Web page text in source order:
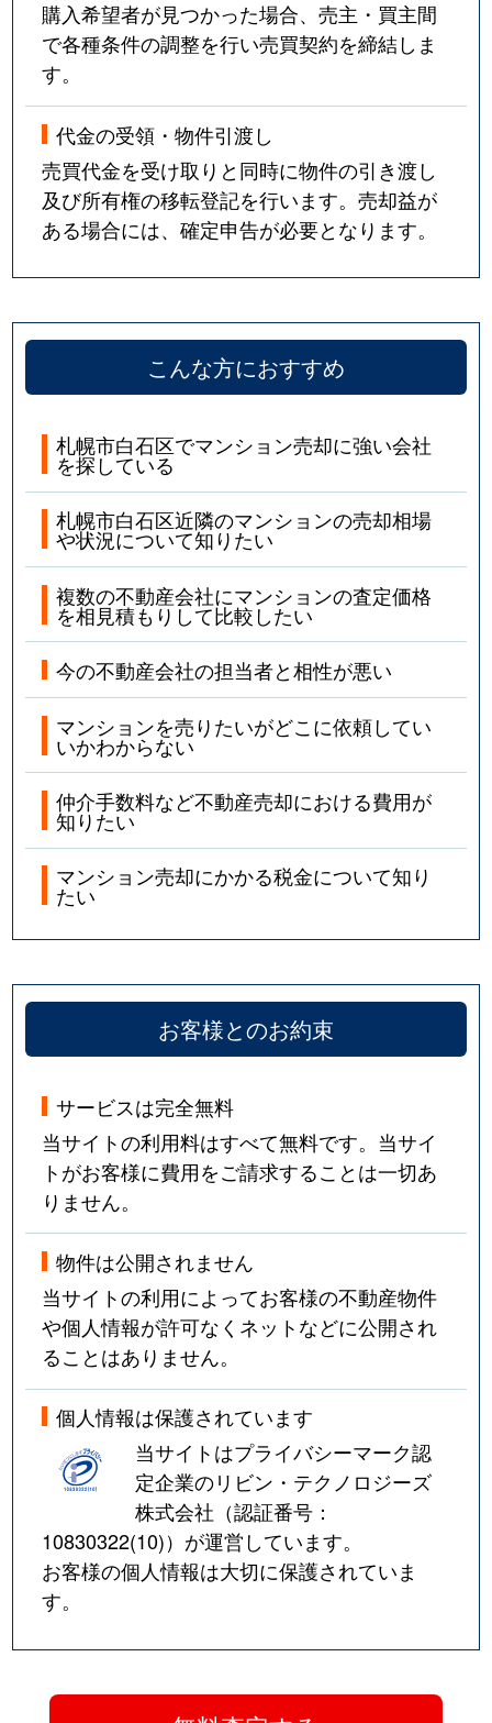
購入希望者が見つかった場合、売主・買主間
で各種条件の調整を行い売買契約を締結しま
す。
代金の受領・物件引渡し
売買代金を受け取りと同時に物件の引き渡し
及び所有権の移転登記を行います。売却益が
ある場合には、確定申告が必要となります。
こんな方におすすめ
札幌市白石区でマンション売却に強い会社
を探している
札幌市白石区近隣のマンションの売却相場
や状況について知りたい
複数の不動産会社にマンションの査定価格
を相見積もりして比較したい
今の不動産会社の担当者と相性が悪い
マンションを売りたいがどこに依頼してい
いかわからない
仲介手数料など不動産売却における費用が
知りたい
マンション売却にかかる税金について知り
たい
お客様とのお約束
サービスは完全無料
当サイトの利用料はすべて無料です。当サイ
トがお客様に費用をご請求することは一切あ
りません。
物件は公開されません
当サイトの利用によってお客様の不動産物件
や個人情報が許可なくネットなどに公開され
ることはありません。
個人情報は保護されています
当サイトはプライバシーマーク認
定企業のリビン・テクノロジーズ
株式会社（認証番号：
10830322(10)）が運営しています。
お客様の個人情報は大切に保護されていま
す。